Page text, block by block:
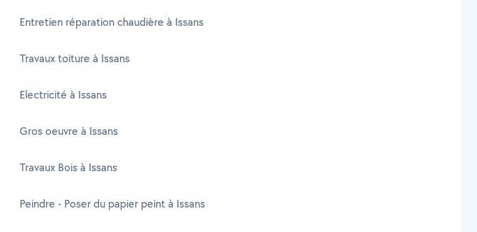
Entretien réparation chaudière à Issans
Travaux toiture à Issans
Electricité à Issans
Gros oeuvre à Issans
Travaux Bois à Issans
Peindre - Poser du papier peint à Issans